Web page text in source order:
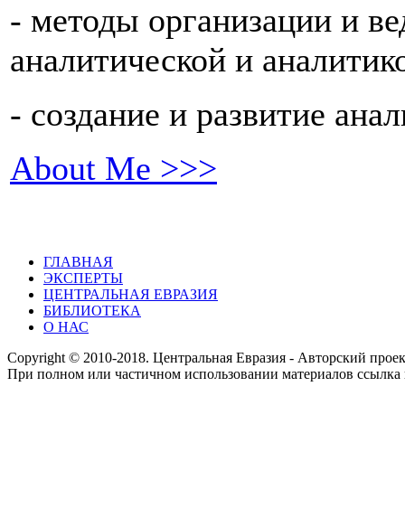
- методы организации и
аналитической и
- создание и развитие
About Me >>>
ГЛАВНАЯ
ЭКСПЕРТЫ
ЦЕНТРАЛЬНАЯ ЕВРАЗИЯ
БИБЛИОТЕКА
О НАС
Copyright © 2010-2018. Центральная Евразия - Авторский
При полном или частичном использовании материалов ссылка